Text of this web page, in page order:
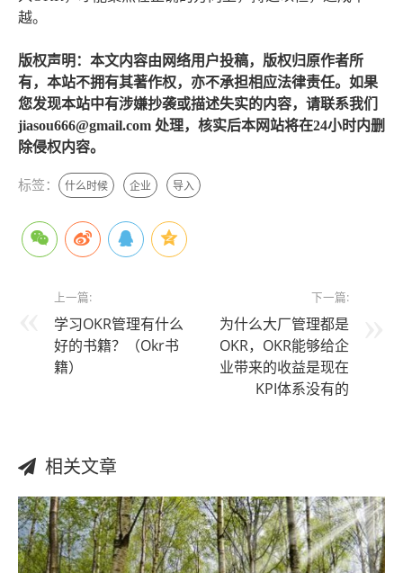
越。
版权声明：本文内容由网络用户投稿，版权归原作者所
有，本站不拥有其著作权，亦不承担相应法律责任。如果
您发现本站中有涉嫌抄袭或描述失实的内容，请联系我们
jiasou666@gmail.com 处理，核实后本网站将在24小时内删
除侵权内容。
标签： 什么时候 企业 导入
上一篇:
学习OKR管理有什么
好的书籍？（Okr书
籍）
下一篇:
为什么大厂管理都是
OKR，OKR能够给企
业带来的收益是现在
KPI体系没有的
相关文章